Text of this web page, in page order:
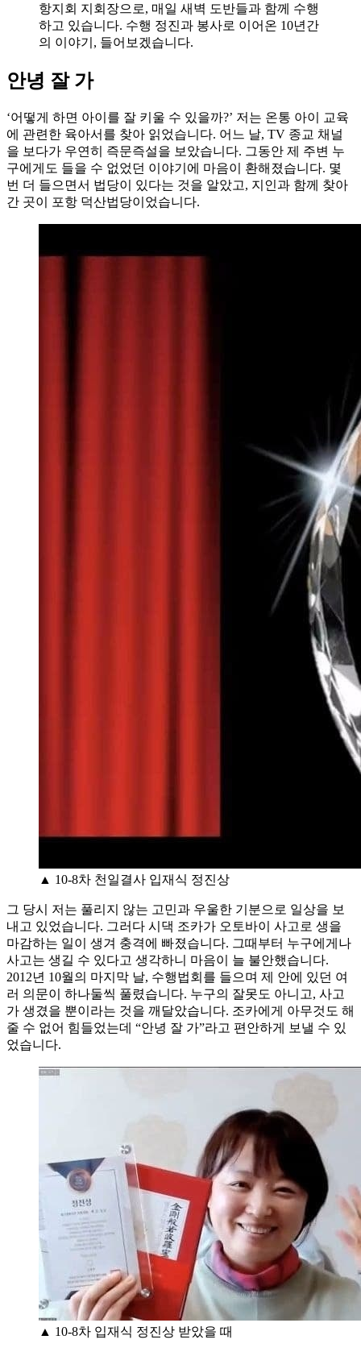
항지회 지회장으로, 매일 새벽 도반들과 함께 수행
하고 있습니다. 수행 정진과 봉사로 이어온 10년간
의 이야기, 들어보겠습니다.
안녕 잘 가
‘어떻게 하면 아이를 잘 키울 수 있을까?’ 저는 온통 아이 교육
에 관련한 육아서를 찾아 읽었습니다. 어느 날, TV 종교 채널
을 보다가 우연히 즉문즉설을 보았습니다. 그동안 제 주변 누
구에게도 들을 수 없었던 이야기에 마음이 환해졌습니다. 몇
번 더 들으면서 법당이 있다는 것을 알았고, 지인과 함께 찾아
간 곳이 포항 덕산법당이었습니다.
▲ 10-8차 천일결사 입재식 정진상
그 당시 저는 풀리지 않는 고민과 우울한 기분으로 일상을 보
내고 있었습니다. 그러다 시댁 조카가 오토바이 사고로 생을
마감하는 일이 생겨 충격에 빠졌습니다. 그때부터 누구에게나
사고는 생길 수 있다고 생각하니 마음이 늘 불안했습니다.
2012년 10월의 마지막 날, 수행법회를 들으며 제 안에 있던 여
러 의문이 하나둘씩 풀렸습니다. 누구의 잘못도 아니고, 사고
가 생겼을 뿐이라는 것을 깨달았습니다. 조카에게 아무것도 해
줄 수 없어 힘들었는데 “안녕 잘 가”라고 편안하게 보낼 수 있
었습니다.
▲ 10-8차 입재식 정진상 받았을 때